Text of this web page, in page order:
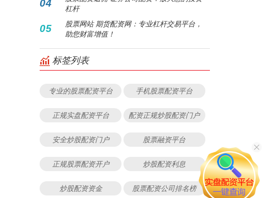
04
杠杆
05
股票网站 期货配资网：专业杠杆交易平台，
助您财富增值！
标签列表
专业的股票配资平台 手机股票配资平台
正规实盘配资平台 配资正规炒股配资门户
安全炒股配资门户 股票融资平台
正规股票配资开户 炒股配资利息
炒股配资资金 股票配资公司排名榜